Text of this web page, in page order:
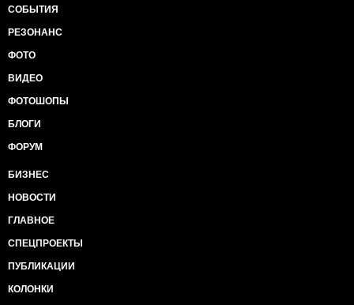
СОБЫТИЯ
РЕЗОНАНС
ФОТО
ВИДЕО
ФОТОШОПЫ
БЛОГИ
ФОРУМ
БИЗНЕС
НОВОСТИ
ГЛАВНОЕ
СПЕЦПРОЕКТЫ
ПУБЛИКАЦИИ
КОЛОНКИ